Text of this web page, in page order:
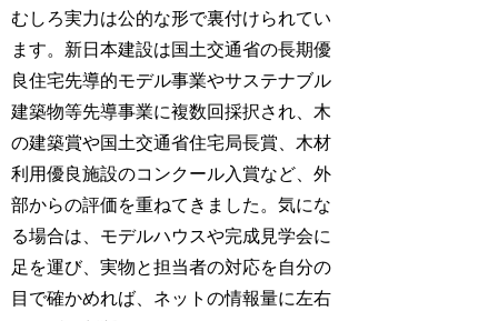
むしろ実力は公的な形で裏付けられてい
ます。新日本建設は国土交通省の長期優
良住宅先導的モデル事業やサステナブル
建築物等先導事業に複数回採択され、木
の建築賞や国土交通省住宅局長賞、木材
利用優良施設のコンクール入賞など、外
部からの評価を重ねてきました。気にな
る場合は、モデルハウスや完成見学会に
足を運び、実物と担当者の対応を自分の
目で確かめれば、ネットの情報量に左右